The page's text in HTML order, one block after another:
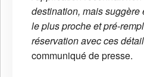
destination, mais
le plus proche et pré-
réservation avec ces
communiqué de presse.